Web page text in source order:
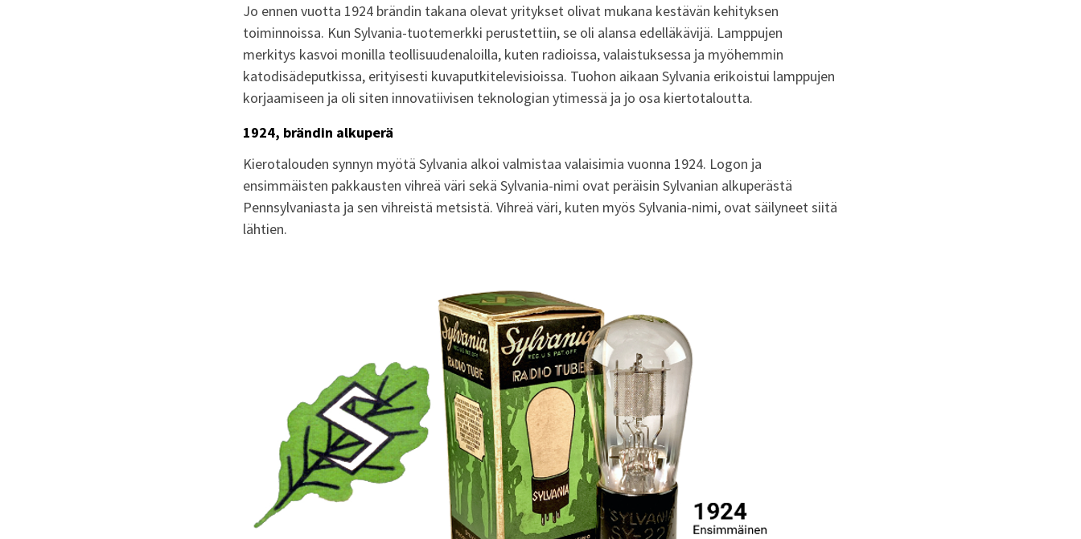
Jo ennen vuotta 1924 brändin takana olevat yritykset olivat mukana kestävän kehityksen
toiminnoissa. Kun Sylvania-tuotemerkki perustettiin, se oli alansa edelläkävijä. Lamppujen
merkitys kasvoi monilla teollisuudenaloilla, kuten radioissa, valaistuksessa ja myöhemmin
katodisädeputkissa, erityisesti kuvaputkitelevisioissa. Tuohon aikaan Sylvania erikoistui lamppujen
korjaamiseen ja oli siten innovatiivisen teknologian ytimessä ja jo osa kiertotaloutta.
1924, brändin alkuperä
Kierotalouden synnyn myötä Sylvania alkoi valmistaa valaisimia vuonna 1924. Logon ja
ensimmäisten pakkausten vihreä väri sekä Sylvania-nimi ovat peräisin Sylvanian alkuperästä
Pennsylvaniasta ja sen vihreistä metsistä. Vihreä väri, kuten myös Sylvania-nimi, ovat säilyneet siitä
lähtien.